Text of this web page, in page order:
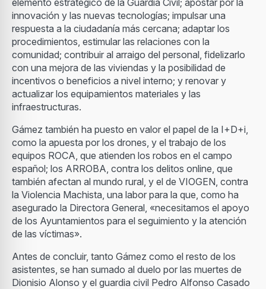
elemento estratégico de la Guardia Civil; apostar por la
innovación y las nuevas tecnologías; impulsar una
respuesta a la ciudadanía más cercana; adaptar los
procedimientos, estimular las relaciones con la
comunidad; contribuir al arraigo del personal, fidelizarlo
con una mejora de las viviendas y la posibilidad de
incentivos o beneficios a nivel interno; y renovar y
actualizar los equipamientos materiales y las
infraestructuras.
Gámez también ha puesto en valor el papel de la I+D+i,
como la apuesta por los drones, y el trabajo de los
equipos ROCA, que atienden los robos en el campo
español; los ARROBA, contra los delitos online, que
también afectan al mundo rural, y el de VIOGEN, contra
la Violencia Machista, una labor para la que, como ha
asegurado la Directora General, «necesitamos el apoyo
de los Ayuntamientos para el seguimiento y la atención
de las víctimas».
Antes de concluir, tanto Gámez como el resto de los
asistentes, se han sumado al duelo por las muertes de
Dionisio Alonso y el guardia civil Pedro Alfonso Casado